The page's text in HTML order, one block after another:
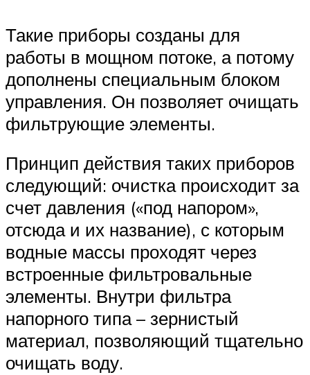
Такие приборы созданы для
работы в мощном потоке, а потому
дополнены специальным блоком
управления. Он позволяет очищать
фильтрующие элементы.
Принцип действия таких приборов
следующий: очистка происходит за
счет давления («под напором»,
отсюда и их название), с которым
водные массы проходят через
встроенные фильтровальные
элементы. Внутри фильтра
напорного типа – зернистый
материал, позволяющий тщательно
очищать воду.